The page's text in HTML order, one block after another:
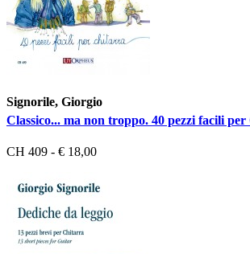
Signorile, Giorgio
Classico... ma non troppo. 40 pezzi facili
CH 409 - € 18,00